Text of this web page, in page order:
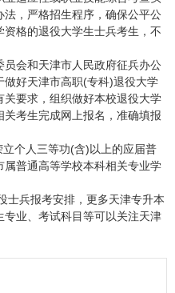
，严格招生程序，确保公平公
格的退役大学生士兵考生，不
会和天津市人民政府征兵办公
好天津市高职(专科)退役大学
要求，组织做好本校退役大学
考生完成网上报名，准确填报
个人三等功(含)以上的应届普
普通高等学校本科相关专业学
兵报考安排，更多天津专升本
业、考试科目等可以关注天津